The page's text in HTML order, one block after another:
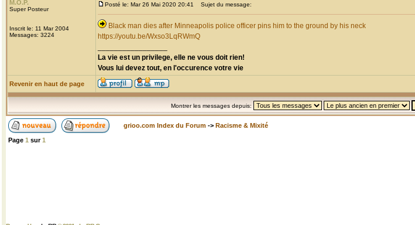
M.O.P.
Super Posteur
Inscrit le: 11 Mar 2004
Messages: 3224
Posté le: Mar 26 Mai 2020 20:41 Sujet du message:
Black man dies after Minneapolis police officer pins him to the ground by his neck
https://youtu.be/Wxso3LqRWmQ
La vie est un privilege, elle ne vous doit rien!
Vous lui devez tout, en l'occurence votre vie
Revenir en haut de page
Montrer les messages depuis:
grioo.com Index du Forum -> Racisme & Mixité
Page 1 sur1